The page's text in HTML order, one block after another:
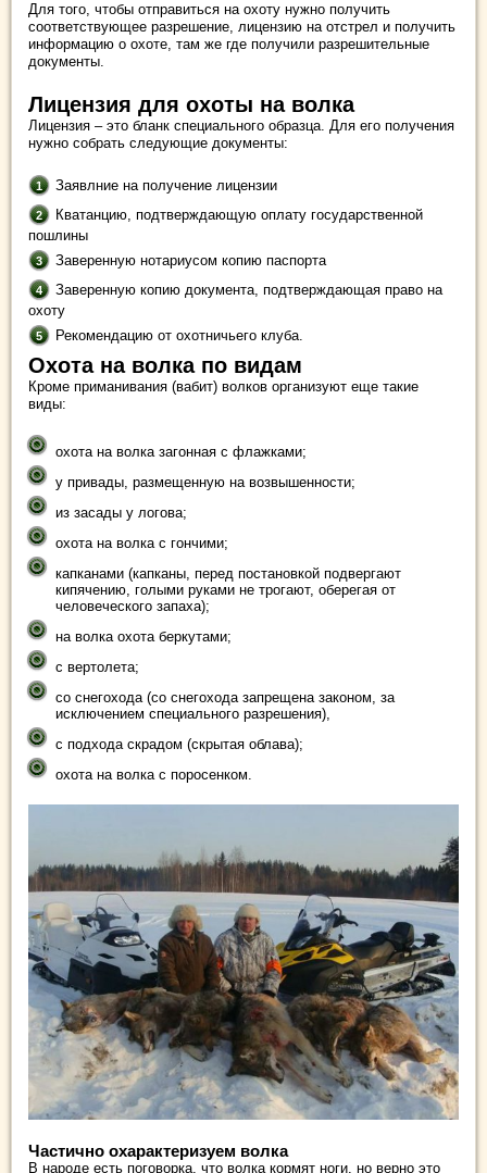
Для того, чтобы отправиться на охоту нужно получить
соответствующее разрешение, лицензию на отстрел и получить
информацию о охоте, там же где получили разрешительные
документы.
Лицензия для охоты на волка
Лицензия – это бланк специального образца. Для его получения
нужно собрать следующие документы:
Заявлние на получение лицензии
Кватанцию, подтверждающую оплату государственной
пошлины
Заверенную нотариусом копию паспорта
Заверенную копию документа, подтверждающая право на
охоту
Рекомендацию от охотничьего клуба.
Охота на волка по видам
Кроме приманивания (вабит) волков организуют еще такие
виды:
охота на волка загонная с флажками;
у привады, размещенную на возвышенности;
из засады у логова;
охота на волка с гончими;
капканами (капканы, перед постановкой подвергают
кипячению, голыми руками не трогают, оберегая от
человеческого запаха);
на волка охота беркутами;
с вертолета;
со снегохода (со снегохода запрещена законом, за
исключением специального разрешения),
с подхода скрадом (скрытая облава);
охота на волка с поросенком.
Частично охарактеризуем волка
В народе есть поговорка, что волка кормят ноги, но верно это